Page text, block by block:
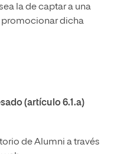
la de captar a una
promocionar dicha
(artículo 6.1.a)
de Alumni a través